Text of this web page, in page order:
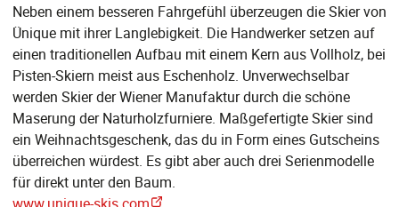
Neben einem besseren Fahrgefühl überzeugen die Skier von
Ünique mit ihrer Langlebigkeit. Die Handwerker setzen auf
einen traditionellen Aufbau mit einem Kern aus Vollholz, bei
Pisten-Skiern meist aus Eschenholz. Unverwechselbar
werden Skier der Wiener Manufaktur durch die schöne
Maserung der Naturholzfurniere. Maßgefertigte Skier sind
ein Weihnachtsgeschenk, das du in Form eines Gutscheins
überreichen würdest. Es gibt aber auch drei Serienmodelle
für direkt unter den Baum.
www.unique-skis.com